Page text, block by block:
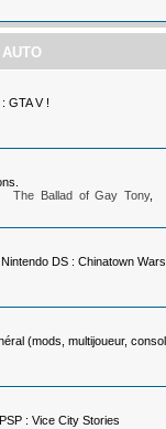
GTA V !
The Ballad of Gay Tony,
DS : Chinatown Wars
(mods, multijoueur,
: Vice City Stories